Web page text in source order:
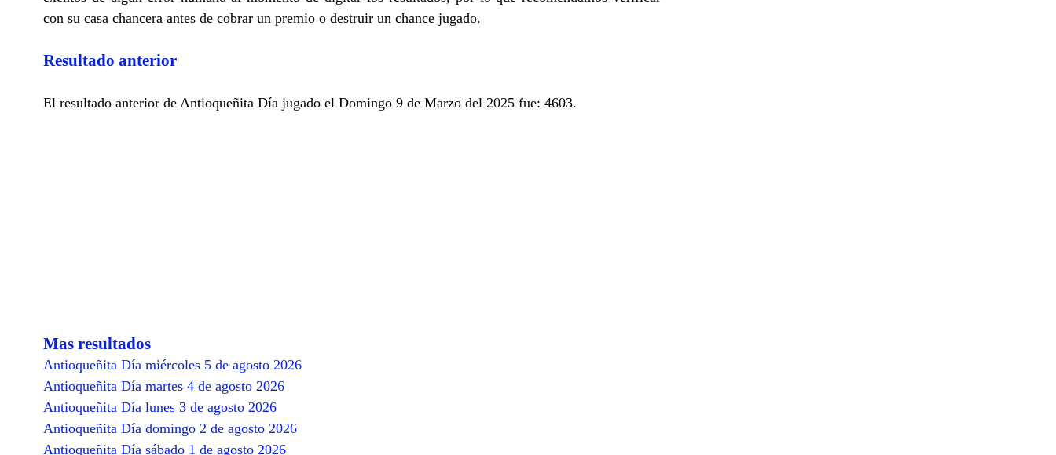
con su casa chancera antes de cobrar un premio o destruir un chance jugado.
Resultado anterior
El resultado anterior de Antioqueñita Día jugado el Domingo 9 de Marzo del 2025 fue: 4603.
Mas resultados
Antioqueñita Día miércoles 5 de agosto 2026
Antioqueñita Día martes 4 de agosto 2026
Antioqueñita Día lunes 3 de agosto 2026
Antioqueñita Día domingo 2 de agosto 2026
Antioqueñita Día sábado 1 de agosto 2026